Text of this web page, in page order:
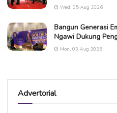
Wed, 05 Aug 2026
Bangun Generasi
Ngawi Dukung
Mon, 03 Aug 2026
Advertorial